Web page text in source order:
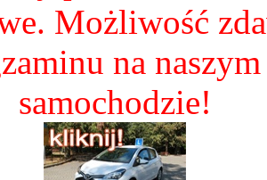
Możliwość
na naszym
samochodzie!